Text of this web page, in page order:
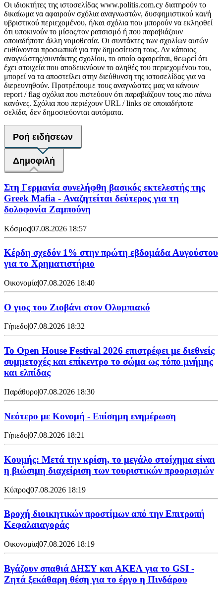
Οι ιδιοκτήτες της ιστοσελίδας www.politis.com.cy διατηρούν το
δικαίωμα να αφαιρούν σχόλια αναγνωστών, δυσφημιστικού και/ή
υβριστικού περιεχομένου, ή/και σχόλια που μπορούν να εκληφθεί
ότι υποκινούν το μίσος/τον ρατσισμό ή που παραβιάζουν
οποιαδήποτε άλλη νομοθεσία. Οι συντάκτες των σχολίων αυτών
ευθύνονται προσωπικά για την δημοσίευση τους. Αν κάποιος
αναγνώστης/συντάκτης σχολίου, το οποίο αφαιρείται, θεωρεί ότι
έχει στοιχεία που αποδεικνύουν το αληθές του περιεχομένου του,
μπορεί να τα αποστείλει στην διεύθυνση της ιστοσελίδας για να
διερευνηθούν. Προτρέπουμε τους αναγνώστες μας να κάνουν
report / flag σχόλια που πιστεύουν ότι παραβιάζουν τους πιο πάνω
κανόνες. Σχόλια που περιέχουν URL / links σε οποιαδήποτε
σελίδα, δεν δημοσιεύονται αυτόματα.
Ροή ειδήσεων
Δημοφιλή
Στη Γερμανία συνελήφθη βασικός εκτελεστής της
Greek Mafia - Αναζητείται δεύτερος για τη
δολοφονία Ζαμπούνη
Κόσμος|07.08.2026 18:57
Κέρδη σχεδόν 1% στην πρώτη εβδομάδα Αυγούστου
για το Χρηματιστήριο
Οικονομία|07.08.2026 18:40
Ο γιος του Ζιοβάνι στον Ολυμπιακό
Γήπεδο|07.08.2026 18:32
Το Open House Festival 2026 επιστρέφει με διεθνείς
συμμετοχές και επίκεντρο το σώμα ως τόπο μνήμης
και ελπίδας
Παράθυρο|07.08.2026 18:30
Νεότερο με Κονομή - Επίσημη ενημέρωση
Γήπεδο|07.08.2026 18:21
Κουμής: Μετά την κρίση, το μεγάλο στοίχημα είναι
η βιώσιμη διαχείριση των τουριστικών προορισμών
Κύπρος|07.08.2026 18:19
Βροχή διοικητικών προστίμων από την Επιτροπή
Κεφαλαιαγοράς
Οικονομία|07.08.2026 18:19
Βγάζουν σπαθιά ΔΗΣΥ και ΑΚΕΛ για το GSI -
Ζητά ξεκάθαρη θέση για το έργο η Πινδάρου